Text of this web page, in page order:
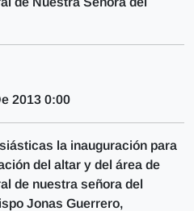
2013 0:00
la inauguración para
del altar y del área de
de nuestra señora del
Jonas Guerrero,